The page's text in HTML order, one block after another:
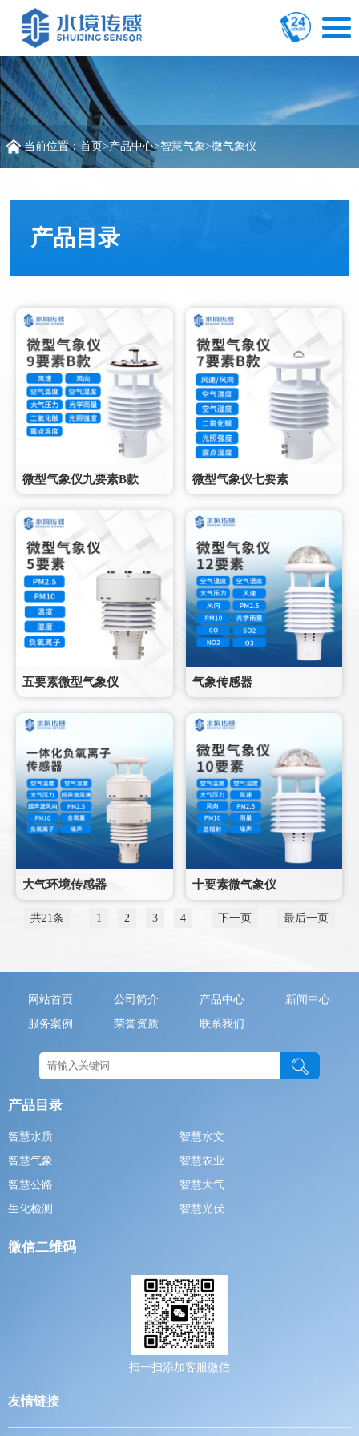
当前位置：首页>产品中心>智慧气象>微气象仪
产品目录
微型气象仪九要素B款 微型气象仪七要素
五要素微型气象仪 气象传感器
大气环境传感器 十要素微气象仪
共21条 1 2 3 4 下一页 最后一页
网站首页 公司简介 产品中心
新闻中心
服务案例
荣誉资质 联系我们
产品目录
智慧水质
智慧水文
智慧气象
智慧农业
智慧公路
智慧大气
生化检测
智慧光伏
微信二维码
扫一扫添加客服微信
友情链接